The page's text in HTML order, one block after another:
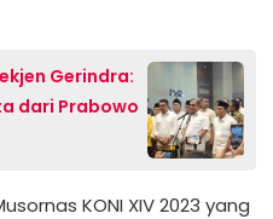
Gerindra:
dari Prabowo
KONI XIV 2023 yang